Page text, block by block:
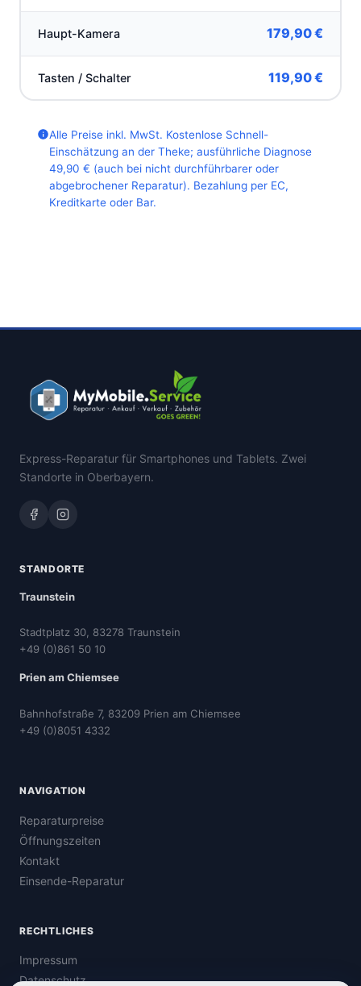
Haupt-Kamera 179,90 €
Tasten / Schalter 119,90 €
Alle Preise inkl. MwSt. Kostenlose Schnell-
Einschätzung an der Theke; ausführliche Diagnose
49,90 € (auch bei nicht durchführbarer oder
abgebrochener Reparatur). Bezahlung per EC,
Kreditkarte oder Bar.
Express-Reparatur für Smartphones und Tablets. Zwei
Standorte in Oberbayern.
STANDORTE
Traunstein
Stadtplatz 30, 83278 Traunstein
+49 (0)861 50 10
Prien am Chiemsee
Bahnhofstraße 7, 83209 Prien am Chiemsee
+49 (0)8051 4332
NAVIGATION
Reparaturpreise
Öffnungszeiten
Kontakt
Einsende-Reparatur
RECHTLICHES
Impressum
Datenschutz